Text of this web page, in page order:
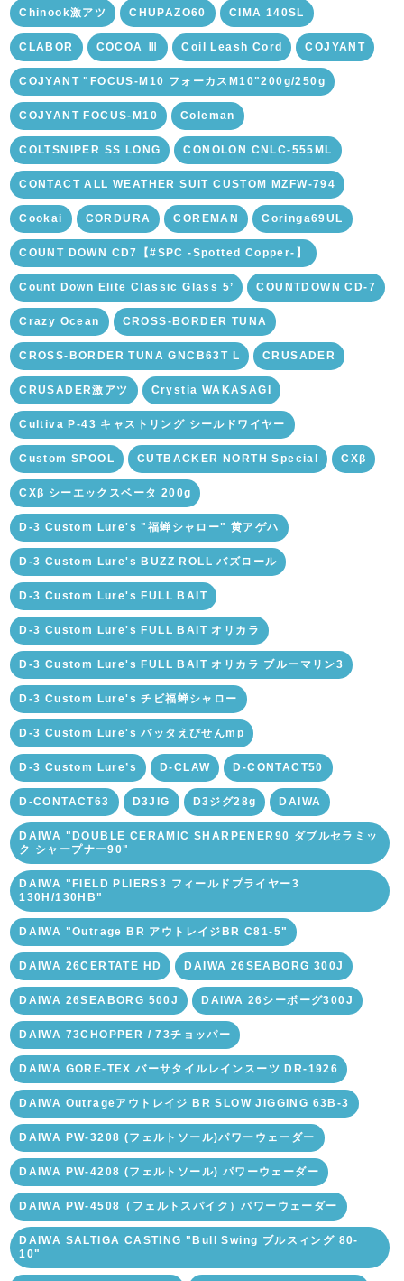
Chinook激アツ CHUPAZO60 CIMA 140SL
CLABOR COCOA Ⅲ Coil Leash Cord COJYANT
COJYANT "FOCUS-M10 フォーカスM10"200g/250g
COJYANT FOCUS-M10 Coleman
COLTSNIPER SS LONG CONOLON CNLC-555ML
CONTACT ALL WEATHER SUIT CUSTOM MZFW-794
Cookai CORDURA COREMAN Coringa69UL
COUNT DOWN CD7【#SPC -Spotted Copper-】
Count Down Elite Classic Glass 5’ COUNTDOWN CD-7
Crazy Ocean CROSS-BORDER TUNA
CROSS-BORDER TUNA GNCB63T L CRUSADER
CRUSADER激アツ Crystia WAKASAGI
Cultiva P-43 キャストリング シールドワイヤー
Custom SPOOL CUTBACKER NORTH Special CXβ
CXβ シーエックスベータ 200g
D-3 Custom Lure's "福蝉シャロー" 黄アゲハ
D-3 Custom Lure's BUZZ ROLL バズロール
D-3 Custom Lure's FULL BAIT
D-3 Custom Lure's FULL BAIT オリカラ
D-3 Custom Lure's FULL BAIT オリカラ ブルーマリン3
D-3 Custom Lure's チビ福蝉シャロー
D-3 Custom Lure's バッタえびせんmp
D-3 Custom Lure’s D-CLAW D-CONTACT50
D-CONTACT63 D3JIG D3ジグ28g DAIWA
DAIWA "DOUBLE CERAMIC SHARPENER90 ダブルセラミッ
ク シャープナー90"
DAIWA "FIELD PLIERS3 フィールドプライヤー3
130H/130HB"
DAIWA "Outrage BR アウトレイジBR C81-5"
DAIWA 26CERTATE HD DAIWA 26SEABORG 300J
DAIWA 26SEABORG 500J DAIWA 26シーボーグ300J
DAIWA 73CHOPPER / 73チョッパー
DAIWA GORE-TEX バーサタイルレインスーツ DR-1926
DAIWA Outrageアウトレイジ BR SLOW JIGGING 63B-3
DAIWA PW-3208 (フェルトソール)パワーウェーダー
DAIWA PW-4208 (フェルトソール) パワーウェーダー
DAIWA PW-4508（フェルトスパイク）パワーウェーダー
DAIWA SALTIGA CASTING "Bull Swing ブルスィング 80-
10"